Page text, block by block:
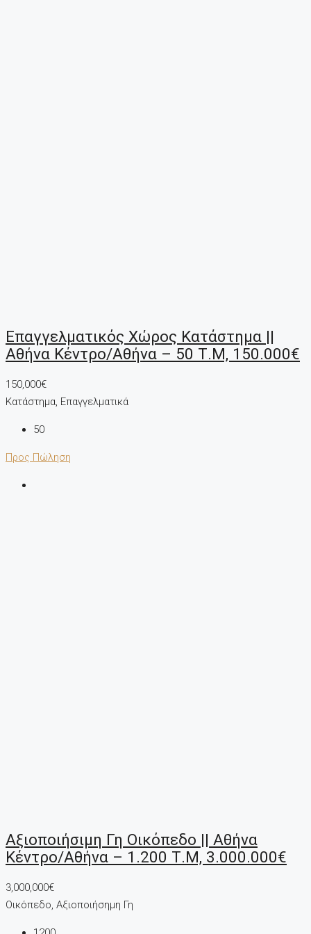
Επαγγελματικός Χώρος Κατάστημα ||
Αθήνα Κέντρο/Αθήνα – 50 Τ.μ, 150.000€
150,000€
Κατάστημα, Επαγγελματικά
50
Προς Πώληση
Αξιοποιήσιμη Γη Οικόπεδο || Αθήνα
Κέντρο/Αθήνα – 1.200 Τ.μ, 3.000.000€
3,000,000€
Οικόπεδο, Αξιοποιήσημη Γη